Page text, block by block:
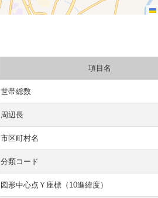
項目名
世帯総数
周辺長
市区町村名
分類コード
図形中心点Ｙ座標（10進緯度）